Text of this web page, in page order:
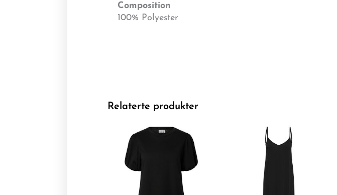
Composition
100% Polyester
Relaterte produkter